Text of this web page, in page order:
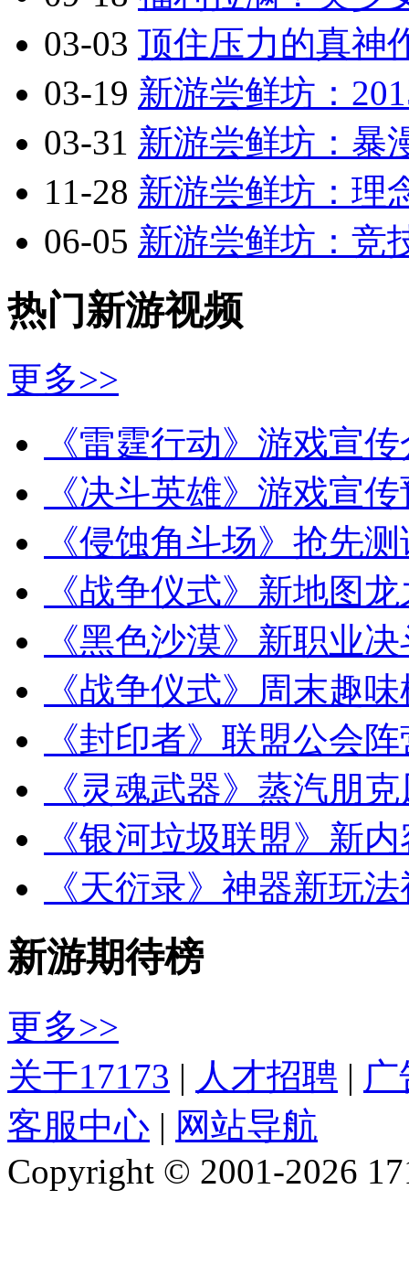
03-03 顶住压力的真神
03-19 新游尝鲜坊：
03-31 新游尝鲜坊：暴
11-28 新游尝鲜坊：理
06-05 新游尝鲜坊：竞
热门新游视频
更多>>
《雷霆行动》游戏宣
《决斗英雄》游戏宣
《侵蚀角斗场》抢先
《战争仪式》新地图
《黑色沙漠》新职业
《战争仪式》周末趣
《封印者》联盟公会
《灵魂武器》蒸汽朋
《银河垃圾联盟》新
《天衍录》神器新玩
新游期待榜
更多>>
关于17173 | 人才招聘 |
客服中心 | 网站导航
Copyright © 2001-2026